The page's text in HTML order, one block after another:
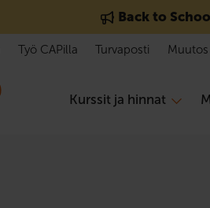
Back to
Kurssit ja hinnat
Työ CAPilla Turvaposti